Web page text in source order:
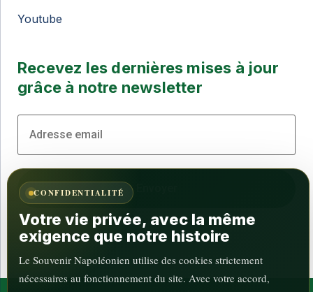
Youtube
Recevez les dernières mises à jour
grâce à notre newsletter
CONFIDENTIALITÉ
Votre vie privée, avec la même
exigence que notre histoire
Le Souvenir Napoléonien utilise des cookies strictement
nécessaires au fonctionnement du site. Avec votre accord,